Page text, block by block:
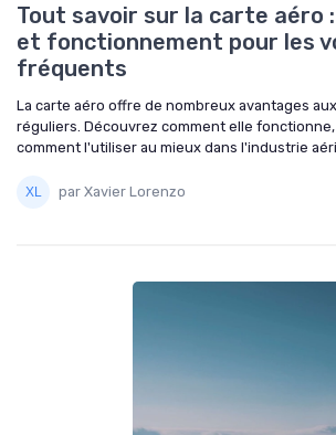
Tout savoir sur la carte aéro
et fonctionnement pour les
fréquents
La carte aéro offre de nombreux avantages
réguliers. Découvrez comment elle
comment l'utiliser au mieux dans l'industrie
par Xavier Lorenzo